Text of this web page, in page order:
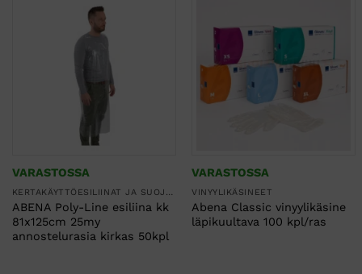
VARASTOSSA
KERTAKÄYTTÖESILIINAT JA SUOJAESSUT
ABENA Poly-Line esiliina kk
81x125cm 25my
annostelurasia kirkas 50kpl
VARASTOSSA
VINYYLIKÄSINEET
Abena Classic vinyylikäsine
läpikuultava 100 kpl/ras